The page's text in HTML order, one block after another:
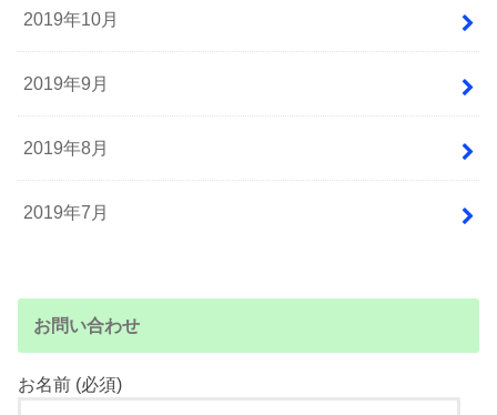
2019年10月
2019年9月
2019年8月
2019年7月
お問い合わせ
お名前 (必須)